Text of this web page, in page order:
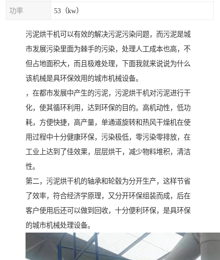
功率 53（kw）
污泥烘干机可以有效的解决污泥污染问题，而污泥是城
市发展污染里面为棘手的污染，处理人工成本也高，不
但占地面积大，而且极难处理，下面我就来说说为什么
该机械是具环保效用的城市机械设备。
，在都市发展中产生的污泥，污泥烘干机对污泥进行干
化，使其循环利用，达到环保的目的。高机动性，低功
耗，方便快捷，高产量，单通道旋转和热风干燥机在使
用过程中十分健康环保，污染极低，零污染零排放，在
工业上达到了佳效果，层层烘干，减少物料堆积，清洁
性。
第二，污泥烘干机的轴承和轮毂为分开生产，这样节省
了效率，符合经济学原理，又分开环保组装而成，后在
客户使用后还可以做到回收，十分便利环保，是具环保
的城市机械处理设备。